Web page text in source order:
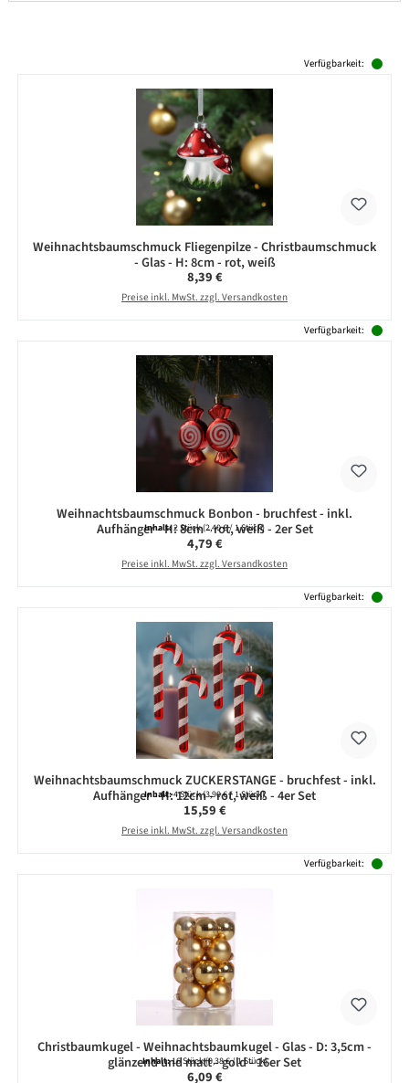
Verfügbarkeit:
Weihnachtsbaumschmuck Fliegenpilze - Christbaumschmuck
- Glas - H: 8cm - rot, weiß
Regulärer Preis:
8,39 €
Preise inkl. MwSt. zzgl. Versandkosten
Verfügbarkeit:
Weihnachtsbaumschmuck Bonbon - bruchfest - inkl.
Aufhänger - H: 8cm - rot, weiß - 2er Set
Inhalt:2 Stück(2,40 € / 1 Stück)
Regulärer Preis:
4,79 €
Preise inkl. MwSt. zzgl. Versandkosten
Verfügbarkeit:
Weihnachtsbaumschmuck ZUCKERSTANGE - bruchfest - inkl.
Aufhänger - H: 12cm - rot, weiß - 4er Set
Inhalt:4 Stück(3,90 € / 1 Stück)
Regulärer Preis:
15,59 €
Preise inkl. MwSt. zzgl. Versandkosten
Verfügbarkeit:
Christbaumkugel - Weihnachtsbaumkugel - Glas - D: 3,5cm -
glänzend und matt - gold - 16er Set
Inhalt:16 Stück(0,38 € / 1 Stück)
Regulärer Preis:
6,09 €